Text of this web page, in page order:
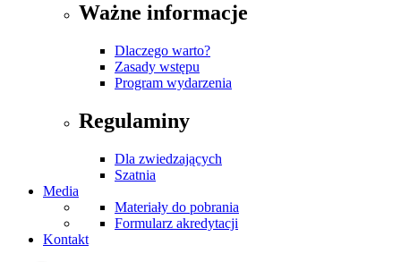
Ważne informacje
Dlaczego warto?
Zasady wstępu
Program wydarzenia
Regulaminy
Dla zwiedzających
Szatnia
Media
Materiały do pobrania
Formularz akredytacji
Kontakt